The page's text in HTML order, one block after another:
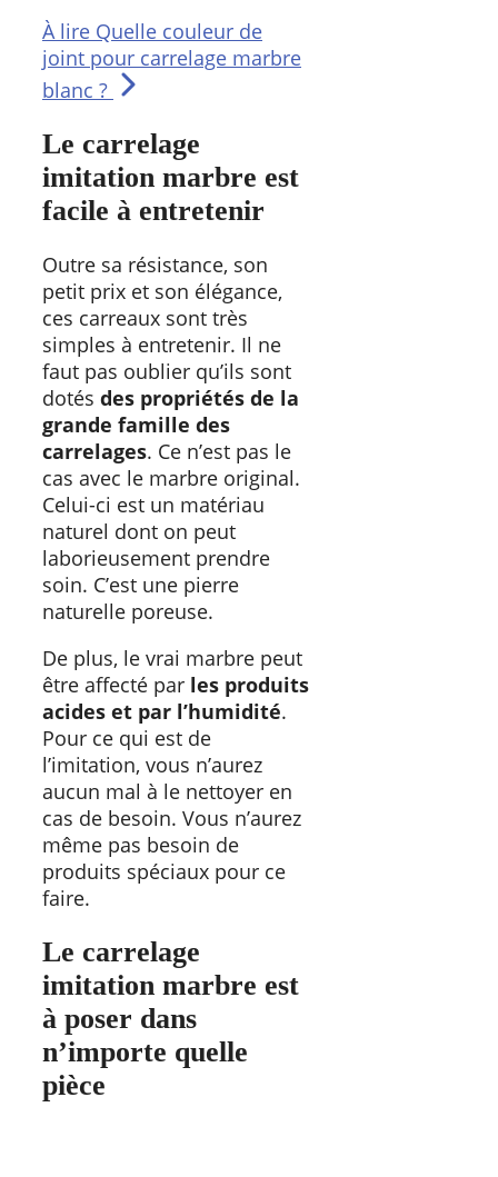
À lire Quelle couleur de
joint pour carrelage marbre
blanc ?
Le carrelage
imitation marbre est
facile à entretenir
Outre sa résistance, son
petit prix et son élégance,
ces carreaux sont très
simples à entretenir. Il ne
faut pas oublier qu’ils sont
dotés des propriétés de la
grande famille des
carrelages. Ce n’est pas le
cas avec le marbre original.
Celui-ci est un matériau
naturel dont on peut
laborieusement prendre
soin. C’est une pierre
naturelle poreuse.
De plus, le vrai marbre peut
être affecté par les produits
acides et par l’humidité.
Pour ce qui est de
l’imitation, vous n’aurez
aucun mal à le nettoyer en
cas de besoin. Vous n’aurez
même pas besoin de
produits spéciaux pour ce
faire.
Le carrelage
imitation marbre est
à poser dans
n’importe quelle
pièce